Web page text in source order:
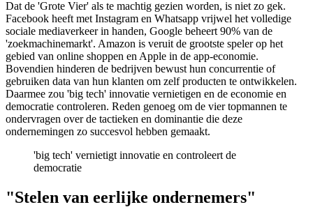
Dat de 'Grote Vier' als te machtig gezien worden, is niet zo gek.
Facebook heeft met Instagram en Whatsapp vrijwel het volledige
sociale mediaverkeer in handen, Google beheert 90% van de
'zoekmachinemarkt'. Amazon is veruit de grootste speler op het
gebied van online shoppen en Apple in de app-economie.
Bovendien hinderen de bedrijven bewust hun concurrentie of
gebruiken data van hun klanten om zelf producten te ontwikkelen.
Daarmee zou 'big tech' innovatie vernietigen en de economie en
democratie controleren. Reden genoeg om de vier topmannen te
ondervragen over de tactieken en dominantie die deze
ondernemingen zo succesvol hebben gemaakt.
'big tech' vernietigt innovatie en controleert de
democratie
"Stelen van eerlijke ondernemers"